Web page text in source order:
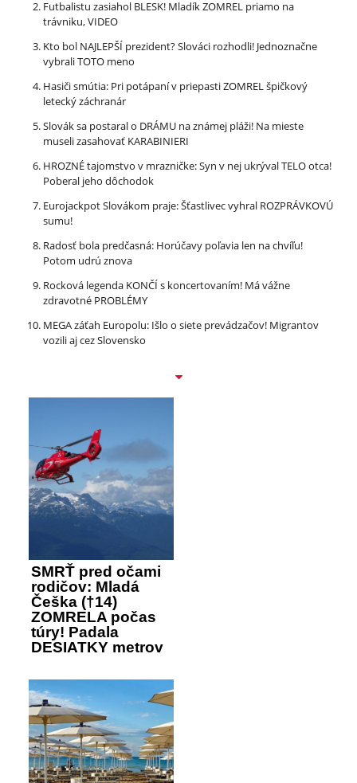
Futbalistu zasiahol BLESK! Mladík ZOMREL priamo na
trávniku, VIDEO
Kto bol NAJLEPŠÍ prezident? Slováci rozhodli! Jednoznačne
vybrali TOTO meno
Hasiči smútia: Pri potápaní v priepasti ZOMREL špičkový
letecký záchranár
Slovák sa postaral o DRÁMU na známej pláži! Na mieste
museli zasahovať KARABINIERI
HROZNÉ tajomstvo v mrazničke: Syn v nej ukrýval TELO otca!
Poberal jeho dôchodok
Eurojackpot Slovákom praje: Šťastlivec vyhral ROZPRÁVKOVÚ
sumu!
Radosť bola predčasná: Horúčavy poľavia len na chvíľu!
Potom udrú znova
Rocková legenda KONČÍ s koncertovaním! Má vážne
zdravotné PROBLÉMY
MEGA záťah Europolu: Išlo o siete prevádzačov! Migrantov
vozili aj cez Slovensko
SMRŤ pred očami
rodičov: Mladá
Češka (†14)
ZOMRELA počas
túry! Padala
DESIATKY metrov